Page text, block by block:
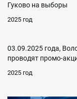
Гуково на выборы
2025 год
03.09.2025 года,
проводят промо-
2025 год